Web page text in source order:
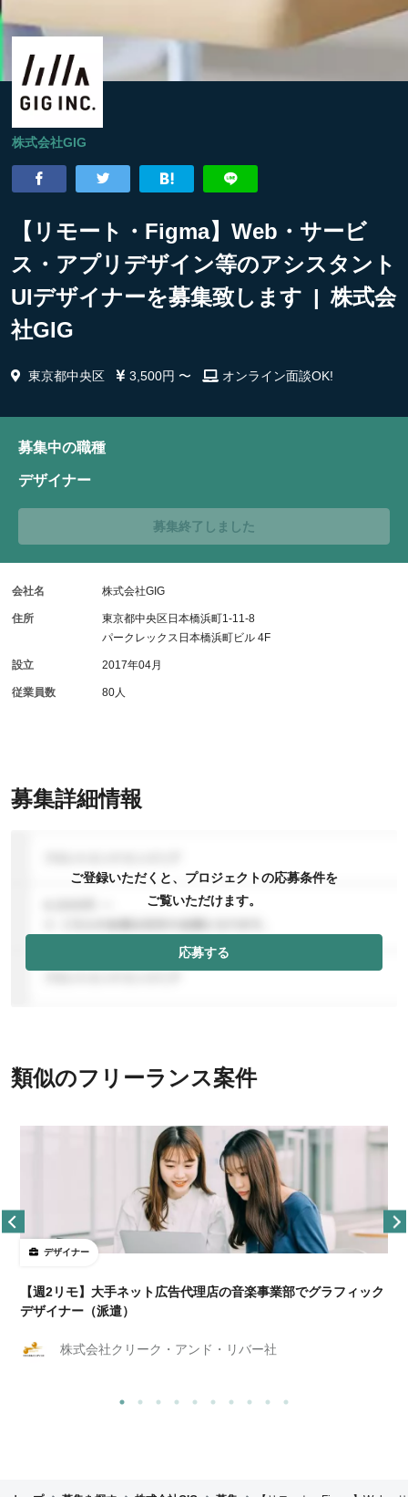
株式会社GIG
【リモート・Figma】Web・サービ
ス・アプリデザイン等のアシスタント
UIデザイナーを募集致します | 株式会
社GIG
東京都中央区 3,500円 〜 オンライン面談OK!
募集詳細情報
ご登録いただくと、プロジェクトの応募条件を
ご覧いただけます。
応募する
募集中の職種
デザイナー
募集終了しました
会社名 株式会社GIG
住所
東京都中央区日本橋浜町1-11-8
パークレックス日本橋浜町ビル 4F
設立 2017年04月
従業員数 80人
類似のフリーランス案件
デザイナー
【週2リモ】大手ネット広告代理店の音楽事業部でグラフィック
デザイナー（派遣）
株式会社クリーク・アンド・リバー社